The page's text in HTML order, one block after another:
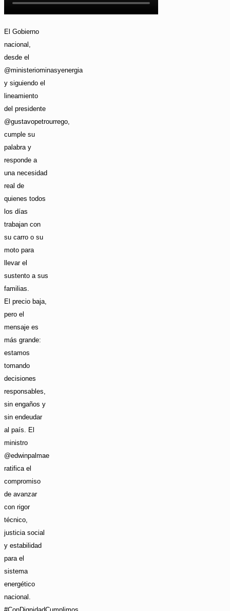
El Gobierno
nacional,
desde el
@ministeriominasyenergia
y siguiendo el
lineamiento
del presidente
@gustavopetrourrego,
cumple su
palabra y
responde a
una necesidad
real de
quienes todos
los días
trabajan con
su carro o su
moto para
llevar el
sustento a sus
familias.
El precio baja,
pero el
mensaje es
más grande:
estamos
tomando
decisiones
responsables,
sin engaños y
sin endeudar
al país. El
ministro
@edwinpalmae
ratifica el
compromiso
de avanzar
con rigor
técnico,
justicia social
y estabilidad
para el
sistema
energético
nacional.